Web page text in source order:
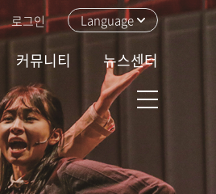
로그인 Language
커뮤니티 뉴스센터